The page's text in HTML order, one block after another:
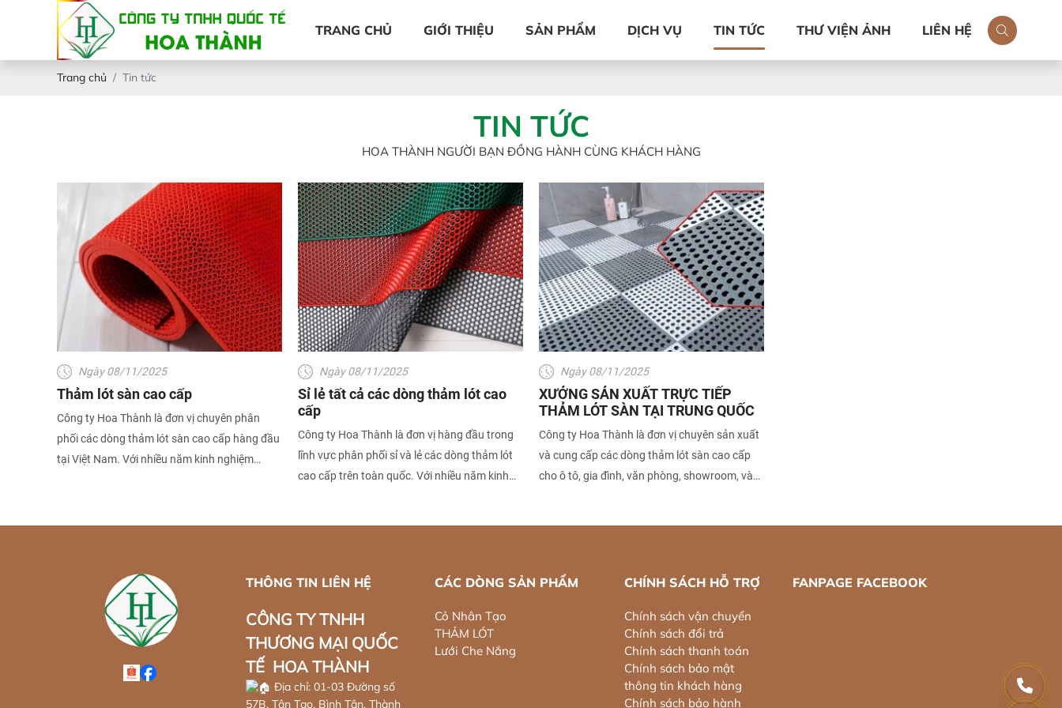
TRANG CHỦ GIỚI THIỆU SẢN PHẨM DỊCH VỤ TIN TỨC THƯ VIỆN ẢNH LIÊN HỆ
Trang chủ Tin tức
TIN TỨC
HOA THÀNH NGƯỜI BẠN ĐỒNG HÀNH CÙNG KHÁCH HÀNG
Ngày 08/11/2025
Thảm lót sàn cao cấp
Công ty Hoa Thành là đơn vị chuyên phân
phối các dòng thảm lót sàn cao cấp hàng đầu
tại Việt Nam. Với nhiều năm kinh nghiệm
Ngày 08/11/2025
Sỉ lẻ tất cả các dòng thảm lót cao
cấp
Công ty Hoa Thành là đơn vị hàng đầu trong
lĩnh vực phân phối sỉ và lẻ các dòng thảm lót
cao cấp trên toàn quốc. Với nhiều năm kinh
trường.
Ngày 08/11/2025
XƯỞNG SẢN XUẤT TRỰC TIẾP
THẢM LÓT SÀN TẠI TRUNG QUỐC
Công ty Hoa Thành là đơn vị chuyên sản xuất
và cung cấp các dòng thảm lót sàn cao cấp
cho ô tô, gia đình, văn phòng, showroom, và
THÔNG TIN LIÊN HỆ
CÔNG TY TNHH
THƯƠNG MẠI QUỐC
TẾ HOA THÀNH
Địa chỉ: 01-03 Đường số
57B, Tân Tạo, Bình Tân, Thành
CÁC DÒNG SẢN PHẨM
Cỏ Nhân Tạo
THẢM LÓT
Lưới Che Nắng
CHÍNH SÁCH HỖ TRỢ
Chính sách vận chuyển
Chính sách đổi trả
Chính sách thanh toán
Chính sách bảo mật
thông tin khách hàng
Chính sách bảo hành
FANPAGE FACEBOOK